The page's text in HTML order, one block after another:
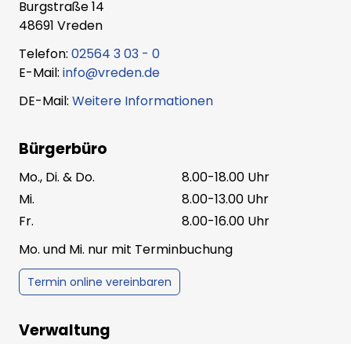
Burgstraße 14
48691 Vreden
Telefon: 02564 3 03 - 0
E-Mail: info@vreden.de
DE-Mail: Weitere Informationen
Bürgerbüro
Mo., Di. & Do.
8.00-18.00 Uhr
Mi.
8.00-13.00 Uhr
Fr.
8.00-16.00 Uhr
Mo. und Mi. nur mit Terminbuchung
Termin online vereinbaren
Verwaltung